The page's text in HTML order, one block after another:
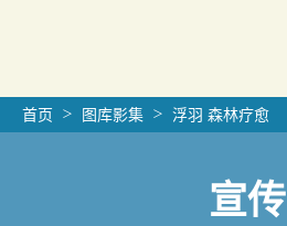
首页 图库影集 浮羽 森林疗愈
宣传